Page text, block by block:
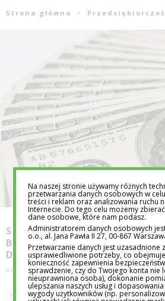
Strona główna
STABILNY DOCHÓD Z
BUDOWAĆ PORTFEL
DYWIDENDACH?
REDAKCJA EDUTORIAL.PL 18 LUT 2026
PRZEDSIĘBIORCZOŚĆ
Na naszej stronie używamy różnych
przetwarzania danych osobowych w
treści i reklam oraz analizowania ruchu
Internecie. Do tego celu możemy
dane osobowe, które nam podasz.
Administratorem danych osobowych
o.o., al. Jana Pawła II 27, 00-867
Przetwarzanie danych jest uzasadnione
usprawiedliwione potrzeby, co
konieczność zapewnienia
sprawdzenie, czy do Twojego konta nie
nieuprawniona osoba), dokonanie
ulepszania naszych usług i
wygody użytkowników (np.